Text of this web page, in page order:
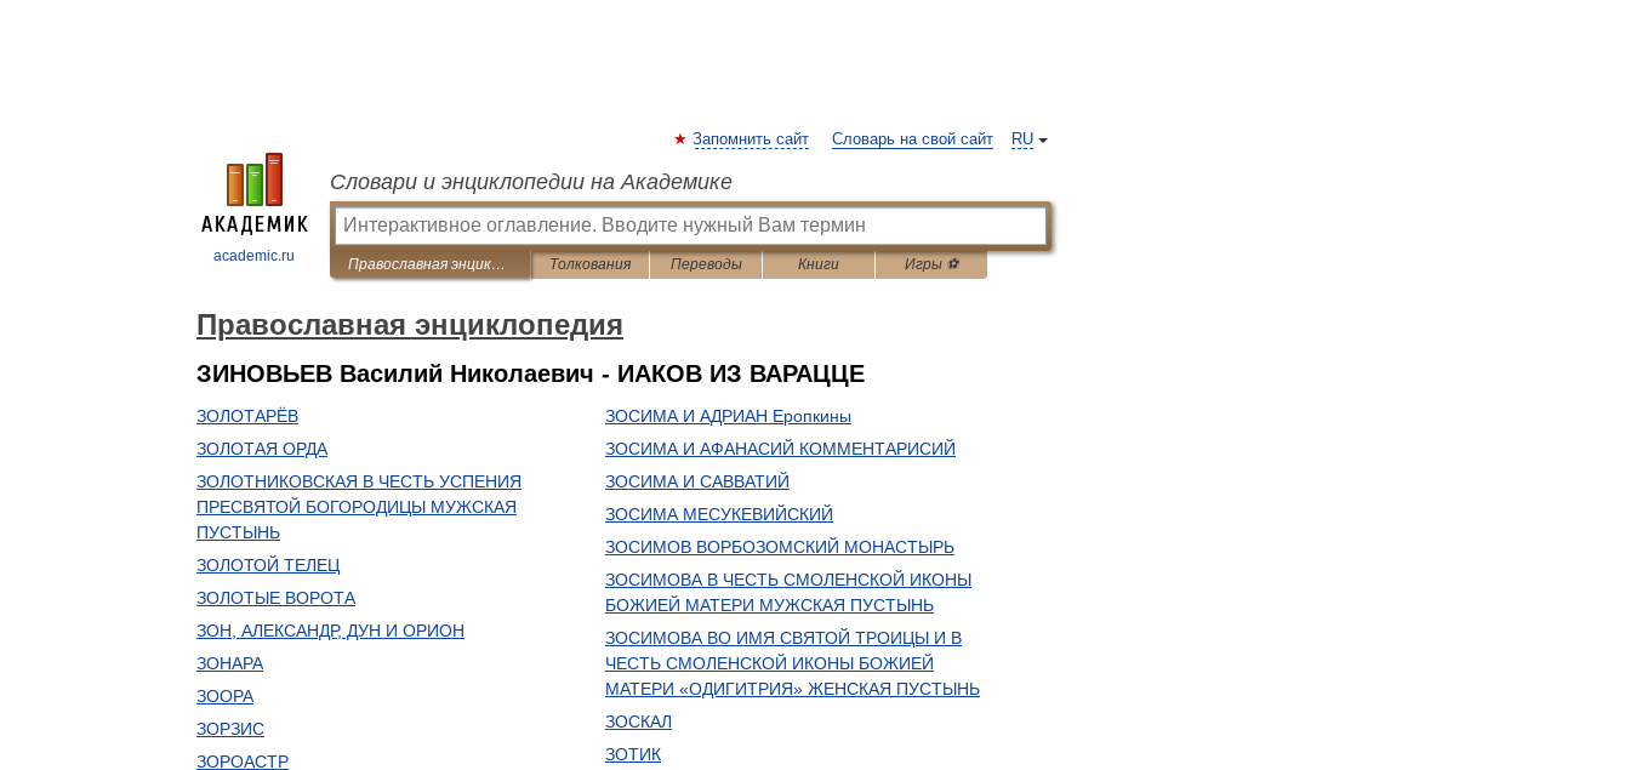
academic.ru
RU
Запомнить сайт Словарь на свой сайт
Словари и энциклопедии на Академике
Православная энциклопедия Толкования Переводы Книги Игры ⚽
Православная энциклопедия
ЗИНОВЬЕВ Василий Николаевич - ИАКОВ ИЗ ВАРАЦЦЕ
ЗОЛОТАРЁВ
ЗОЛОТАЯ ОРДА
ЗОЛОТНИКОВСКАЯ В ЧЕСТЬ УСПЕНИЯ
ПРЕСВЯТОЙ БОГОРОДИЦЫ МУЖСКАЯ
ПУСТЫНЬ
ЗОЛОТОЙ ТЕЛЕЦ
ЗОЛОТЫЕ ВОРОТА
ЗОН, АЛЕКСАНДР, ДУН И ОРИОН
ЗОНАРА
ЗООРА
ЗОРЗИС
ЗОРОАСТР
ЗОСИМА И АДРИАН Еропкины
ЗОСИМА И АФАНАСИЙ КОММЕНТАРИСИЙ
ЗОСИМА И САВВАТИЙ
ЗОСИМА МЕСУКЕВИЙСКИЙ
ЗОСИМОВ ВОРБОЗОМСКИЙ МОНАСТЫРЬ
ЗОСИМОВА В ЧЕСТЬ СМОЛЕНСКОЙ ИКОНЫ
БОЖИЕЙ МАТЕРИ МУЖСКАЯ ПУСТЫНЬ
ЗОСИМОВА ВО ИМЯ СВЯТОЙ ТРОИЦЫ И В
ЧЕСТЬ СМОЛЕНСКОЙ ИКОНЫ БОЖИЕЙ
МАТЕРИ «ОДИГИТРИЯ» ЖЕНСКАЯ ПУСТЫНЬ
ЗОСКАЛ
ЗОТИК